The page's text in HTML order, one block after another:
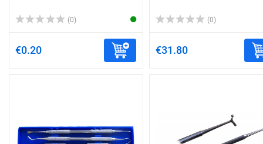
(0)
€0.20
(0)
€31.80